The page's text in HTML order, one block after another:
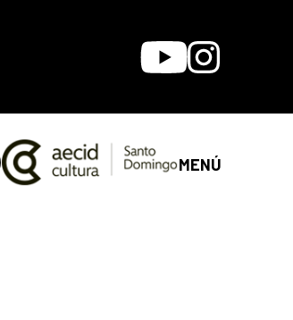
YoutubeInstagram
MENÚ